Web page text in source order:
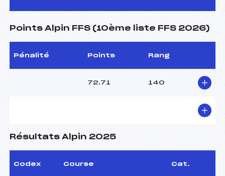
Points Alpin FFS (10ème liste FFS 2026)
Pénalité Points Rang
72.71 140
Résultats Alpin 2025
Codex Course Cat.